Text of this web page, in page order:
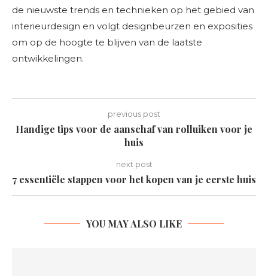
de nieuwste trends en technieken op het gebied van
interieurdesign en volgt designbeurzen en exposities
om op de hoogte te blijven van de laatste
ontwikkelingen.
previous post
Handige tips voor de aanschaf van rolluiken voor je
huis
next post
7 essentiële stappen voor het kopen van je eerste huis
YOU MAY ALSO LIKE